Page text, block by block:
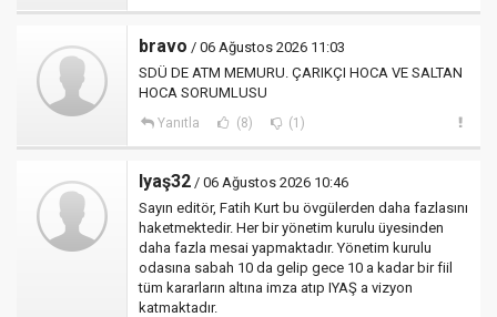
bravo / 06 Ağustos 2026 11:03
SDÜ DE ATM MEMURU. ÇARIKÇI HOCA VE SALTAN
HOCA SORUMLUSU
Yanıtla (8) (1)
Iyaş32 / 06 Ağustos 2026 10:46
Sayın editör, Fatih Kurt bu övgülerden daha fazlasını
haketmektedir. Her bir yönetim kurulu üyesinden
daha fazla mesai yapmaktadır. Yönetim kurulu
odasına sabah 10 da gelip gece 10 a kadar bir fiil
tüm kararların altına imza atıp IYAŞ a vizyon
katmaktadır.